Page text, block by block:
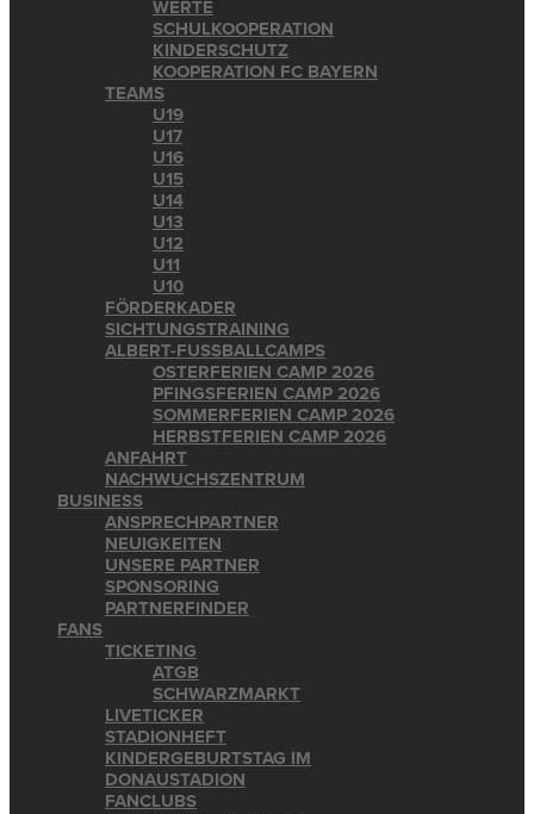
WERTE
SCHULKOOPERATION
KINDERSCHUTZ
KOOPERATION FC BAYERN
TEAMS
U19
U17
U16
U15
U14
U13
U12
U11
U10
FÖRDERKADER
SICHTUNGSTRAINING
ALBERT-FUSSBALLCAMPS
OSTERFERIEN CAMP 2026
PFINGSFERIEN CAMP 2026
SOMMERFERIEN CAMP 2026
HERBSTFERIEN CAMP 2026
ANFAHRT
NACHWUCHSZENTRUM
BUSINESS
ANSPRECHPARTNER
NEUIGKEITEN
UNSERE PARTNER
SPONSORING
PARTNERFINDER
FANS
TICKETING
ATGB
SCHWARZMARKT
LIVETICKER
STADIONHEFT
KINDERGEBURTSTAG IM
DONAUSTADION
FANCLUBS